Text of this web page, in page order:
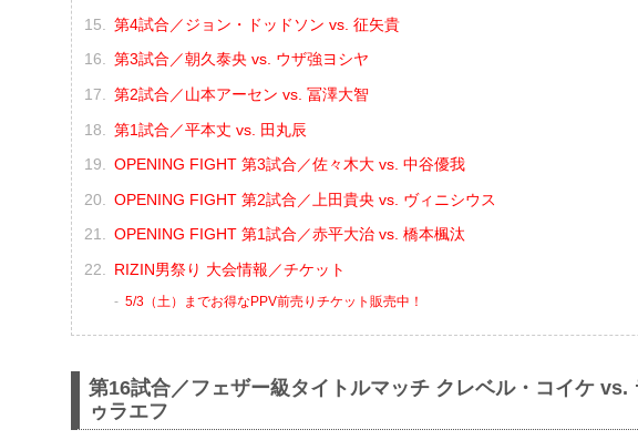
第4試合／ジョン・ドッドソン vs. 征矢貴
第3試合／朝久泰央 vs. ウザ強ヨシヤ
第2試合／山本アーセン vs. 冨澤大智
第1試合／平本丈 vs. 田丸辰
OPENING FIGHT 第3試合／佐々木大 vs. 中谷優我
OPENING FIGHT 第2試合／上田貴央 vs. ヴィニシウス
OPENING FIGHT 第1試合／赤平大治 vs. 橋本楓汰
RIZIN男祭り 大会情報／チケット
5/3（土）までお得なPPV前売りチケット販売中！
第16試合／フェザー級タイトルマッチ クレベル・コイケ vs.
ゥラエフ